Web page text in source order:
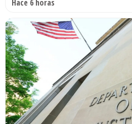
Hace 6 horas